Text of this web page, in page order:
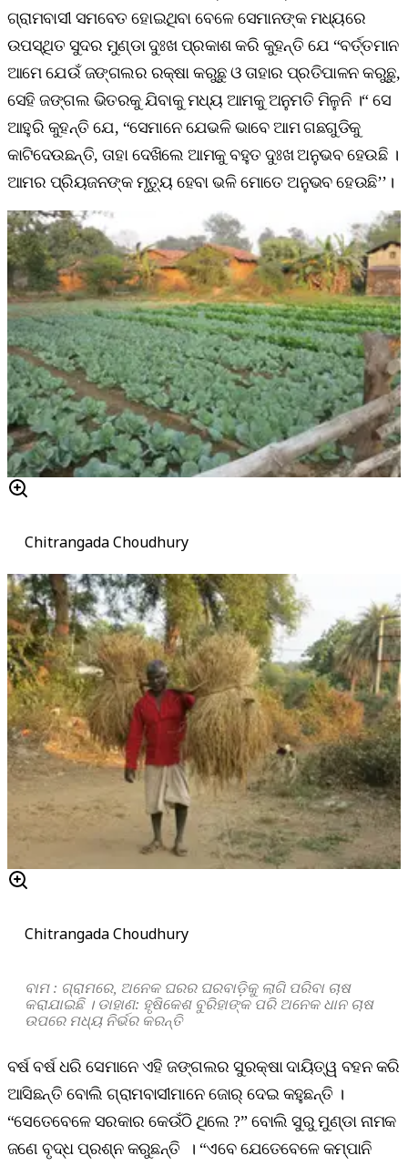
ଗ୍ରାମବାସୀ ସମବେତ ହୋଇଥିବା ବେଳେ ସେମାନଙ୍କ ମଧ୍ୟରେ
ଉପସ୍ଥିତ ସୁଦର ମୁଣ୍ଡା ଦୁଃଖ ପ୍ରକାଶ କରି କୁହନ୍ତି ଯେ “ବର୍ତ୍ତମାନ
ଆମେ ଯେଉଁ ଜଙ୍ଗଲର ରକ୍ଷା କରୁଛୁ ଓ ତାହାର ପ୍ରତିପାଳନ କରୁଛୁ,
ସେହି ଜଙ୍ଗଲ ଭିତରକୁ ଯିବାକୁ ମଧ୍ୟ ଆମକୁ ଅନୁମତି ମିଳୁନି ।“ ସେ
ଆହୁରି କୁହନ୍ତି ଯେ, “ସେମାନେ ଯେଭଳି ଭାବେ ଆମ ଗଛଗୁଡିକୁ
କାଟିଦେଉଛନ୍ତି, ତାହା ଦେଖିଲେ ଆମକୁ ବହୁତ ଦୁଃଖ ଅନୁଭବ ହେଉଛି ।
ଆମର ପ୍ରିୟଜନଙ୍କ ମୃତ୍ୟୁ ହେବା ଭଳି ମୋତେ ଅନୁଭବ ହେଉଛି’’।
Chitrangada Choudhury
Chitrangada Choudhury
ବାମ : ଗ୍ରାମରେ, ଅନେକ ଘରର ଘରବାଡ଼ିକୁ ଲାଗି ପରିବା ଚାଷ
କରାଯାଇଛି । ଡାହାଣ: ହୃଷିକେଶ ବୁରିହାଙ୍କ ପରି ଅନେକ ଧାନ ଚାଷ
ଉପରେ ମଧ୍ୟ ନିର୍ଭର କରନ୍ତି
ବର୍ଷ ବର୍ଷ ଧରି ସେମାନେ ଏହି ଜଙ୍ଗଲର ସୁରକ୍ଷା ଦାୟିତ୍ୱ ବହନ କରି
ଆସିଛନ୍ତି ବୋଲି ଗ୍ରାମବାସୀମାନେ ଜୋର୍‌ ଦେଇ କହୁଛନ୍ତି ।
“ସେତେବେଳେ ସରକାର କେଉଁଠି ଥିଲେ ?” ବୋଲି ସୁରୁ ମୁଣ୍ଡା ନାମକ
ଜଣେ ବୃଦ୍ଧ ପ୍ରଶ୍ନ କରୁଛନ୍ତି । “ଏବେ ଯେତେବେଳେ କମ୍ପାନି